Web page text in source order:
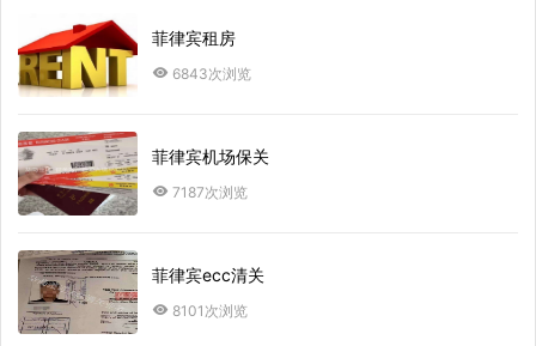
菲律宾租房
6843次浏览
菲律宾机场保关
7187次浏览
菲律宾ecc清关
8101次浏览